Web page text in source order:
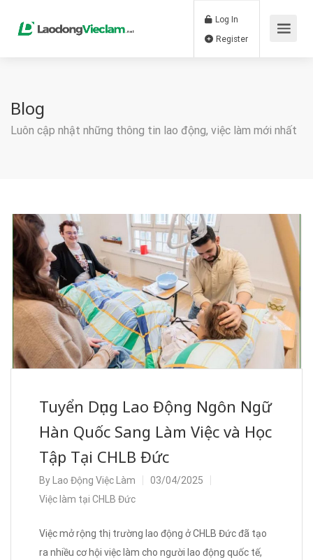
Log In
Blog
Luôn cập nhật những thông tin lao động, việc làm mới nhất
Tuyển Dụng Lao Động Ngôn Ngữ
Hàn Quốc Sang Làm Việc và Học
Tập Tại CHLB Đức
By Lao Động Việc Làm
03/04/2025
Việc làm tại CHLB Đức
Việc mở rộng thị trường lao động ở CHLB Đức đã tạo
ra nhiều cơ hội việc làm cho người lao động quốc tế,